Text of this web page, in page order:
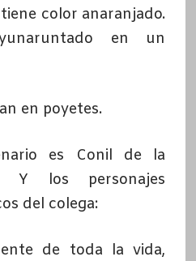
color anaranjado.
en un
en poyetes.
es Conil de la
Y los personajes
del colega:
de toda la vida,